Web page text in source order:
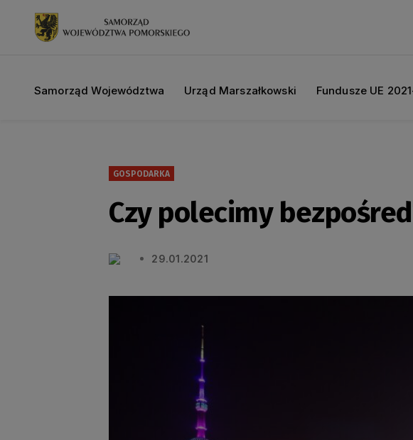
Samorząd Województwa Urząd Marszałkowski Fundusze UE
GOSPODARKA
Czy polecimy
29.01.2021